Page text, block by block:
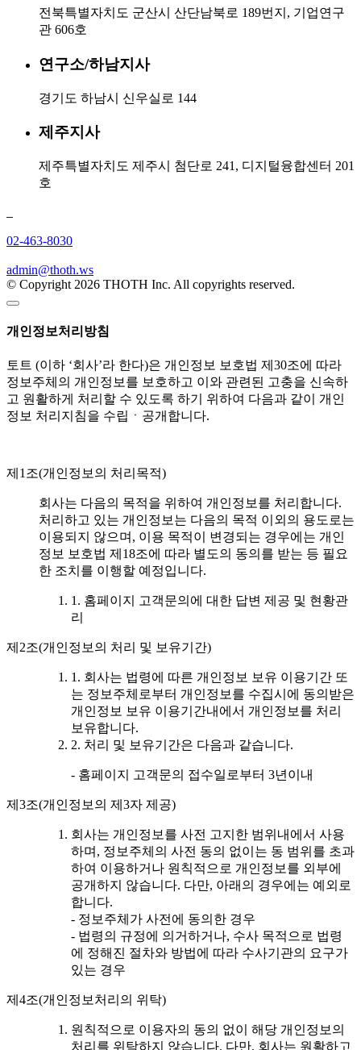
전북특별자치도 군산시 산단남북로 189번지, 기업연구
관 606호
연구소/하남지사
경기도 하남시 신우실로 144
제주지사
제주특별자치도 제주시 첨단로 241, 디지털융합센터 201
호
02-463-8030
admin@thoth.ws
© Copyright 2026 THOTH Inc. All copyrights reserved.
개인정보처리방침
토트 (이하 ‘회사’라 한다)은 개인정보 보호법 제30조에 따라
정보주체의 개인정보를 보호하고 이와 관련된 고충을 신속하
고 원활하게 처리할 수 있도록 하기 위하여 다음과 같이 개인
정보 처리지침을 수립ㆍ공개합니다.
제1조(개인정보의 처리목적)
회사는 다음의 목적을 위하여 개인정보를 처리합니다.
처리하고 있는 개인정보는 다음의 목적 이외의 용도로는
이용되지 않으며, 이용 목적이 변경되는 경우에는 개인
정보 보호법 제18조에 따라 별도의 동의를 받는 등 필요
한 조치를 이행할 예정입니다.
1. 홈페이지 고객문의에 대한 답변 제공 및 현황관
리
제2조(개인정보의 처리 및 보유기간)
1. 회사는 법령에 따른 개인정보 보유 이용기간 또
는 정보주체로부터 개인정보를 수집시에 동의받은
개인정보 보유 이용기간내에서 개인정보를 처리
보유합니다.
2. 처리 및 보유기간은 다음과 같습니다.
- 홈페이지 고객문의 접수일로부터 3년이내
제3조(개인정보의 제3자 제공)
회사는 개인정보를 사전 고지한 범위내에서 사용
하며, 정보주체의 사전 동의 없이는 동 범위를 초과
하여 이용하거나 원칙적으로 개인정보를 외부에
공개하지 않습니다. 다만, 아래의 경우에는 예외로
합니다.
- 정보주체가 사전에 동의한 경우
- 법령의 규정에 의거하거나, 수사 목적으로 법령
에 정해진 절차와 방법에 따라 수사기관의 요구가
있는 경우
제4조(개인정보처리의 위탁)
원칙적으로 이용자의 동의 없이 해당 개인정보의
처리를 위탁하지 않습니다. 다만, 회사는 원활하고